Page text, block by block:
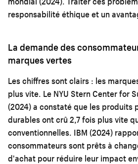
responsabilité éthique et un
La demande des
marques vertes
Les chiffres sont clairs : les
plus vite. Le NYU Stern Center for
(2024) a constaté que les produits
durables ont crû 2,7 fois plus vite
conventionnelles. IBM (2024)
consommateurs sont prêts à
d'achat pour réduire leur impact